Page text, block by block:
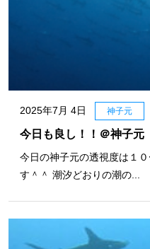
2025年7月 4日 神子元
今日も良し！！＠神子元
今日の神子元の透視度は１
す＾＾ 潮汐どおりの潮の...